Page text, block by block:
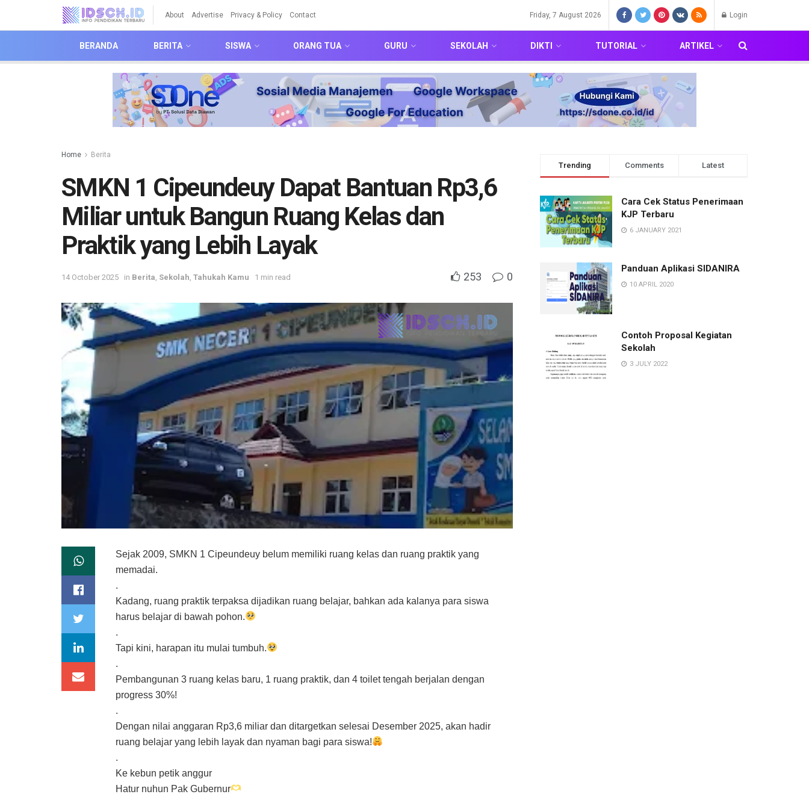
About Advertise Privacy & Policy Contact Friday, 7 August 2026 Login
BERANDA BERITA SISWA ORANG TUA GURU SEKOLAH DIKTI TUTORIAL ARTIKEL
Home Berita
SMKN 1 Cipeundeuy Dapat Bantuan Rp3,6
Miliar untuk Bangun Ruang Kelas dan
Praktik yang Lebih Layak
14 October 2025 in Berita Sekolah Tahukah Kamu 1 min read 253 0
Sejak 2009, SMKN 1 Cipeundeuy belum memiliki ruang kelas dan ruang praktik yang
memadai.
.
Kadang, ruang praktik terpaksa dijadikan ruang belajar, bahkan ada kalanya para siswa
harus belajar di bawah pohon.
.
Tapi kini, harapan itu mulai tumbuh.
.
Pembangunan 3 ruang kelas baru, 1 ruang praktik, dan 4 toilet tengah berjalan dengan
progress 30%!
.
Dengan nilai anggaran Rp3,6 miliar dan ditargetkan selesai Desember 2025, akan hadir
ruang belajar yang lebih layak dan nyaman bagi para siswa!
.
Ke kebun petik anggur
Hatur nuhun Pak Gubernur
Trending Comments Latest
Cara Cek Status Penerimaan
KJP Terbaru
6 JANUARY 2021
Panduan Aplikasi SIDANIRA
10 APRIL 2020
Contoh Proposal Kegiatan
Sekolah
3 JULY 2022